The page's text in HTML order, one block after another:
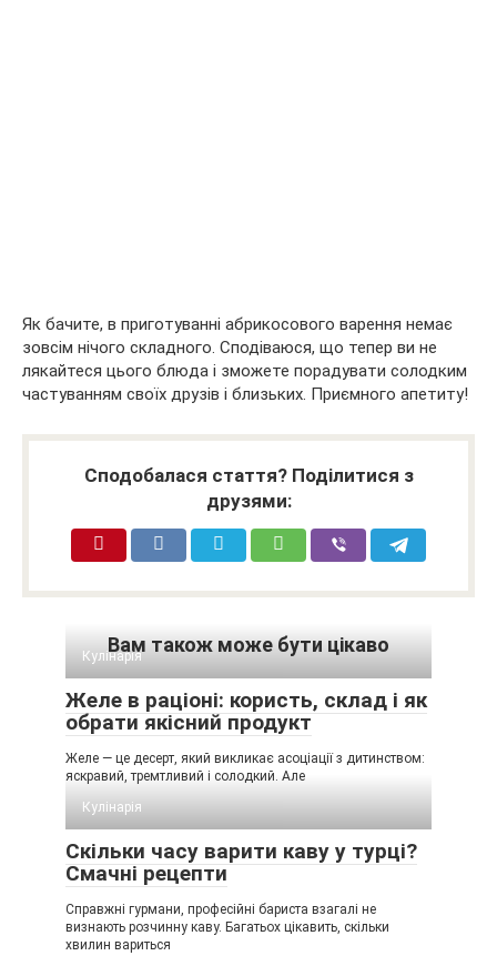
Як бачите, в приготуванні абрикосового варення немає
зовсім нічого складного. Сподіваюся, що тепер ви не
лякайтеся цього блюда і зможете порадувати солодким
частуванням своїх друзів і близьких. Приємного апетиту!
Сподобалася стаття? Поділитися з
друзями:
Вам також може бути цікаво
Кулінарія
Желе в раціоні: користь, склад і як
обрати якісний продукт
Желе — це десерт, який викликає асоціації з дитинством:
яскравий, тремтливий і солодкий. Але
Кулінарія
Скільки часу варити каву у турці?
Смачні рецепти
Справжні гурмани, професійні бариста взагалі не
визнають розчинну каву. Багатьох цікавить, скільки
хвилин вариться